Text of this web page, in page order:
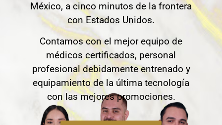
México, a cinco minutos de la frontera
con Estados Unidos.
Contamos con el mejor equipo de
médicos certificados, personal
profesional debidamente entrenado y
equipamiento de la última tecnología
con las mejores promociones.